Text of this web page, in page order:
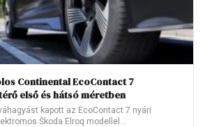
Continental EcoContact 7
első és hátsó méretben
kapott az EcoContact 7 nyári
Škoda Elroq modellel…